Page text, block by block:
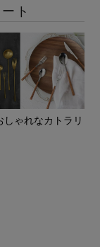
ト
しゃれなカトラリ